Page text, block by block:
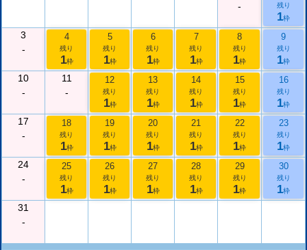
-
残り
1枠
3
-
4
残り
1枠
5
残り
1枠
6
残り
1枠
7
残り
1枠
8
残り
1枠
9
残り
1枠
10
-
11
-
12
残り
1枠
13
残り
1枠
14
残り
1枠
15
残り
1枠
16
残り
1枠
17
-
18
残り
1枠
19
残り
1枠
20
残り
1枠
21
残り
1枠
22
残り
1枠
23
残り
1枠
24
-
25
残り
1枠
26
残り
1枠
27
残り
1枠
28
残り
1枠
29
残り
1枠
30
残り
1枠
31
-